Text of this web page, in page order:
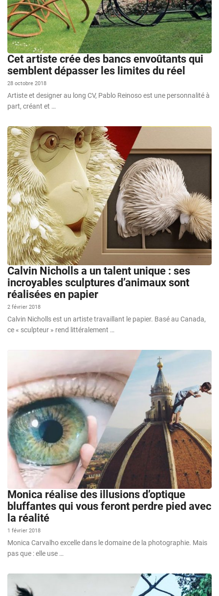
Cet artiste crée des bancs envoûtants qui
semblent dépasser les limites du réel
28 octobre 2018
Artiste et designer au long CV, Pablo Reinoso est une personnalité à
part, créant et …
Calvin Nicholls a un talent unique : ses
incroyables sculptures d’animaux sont
réalisées en papier
2 février 2018
Calvin Nicholls est un artiste travaillant le papier. Basé au Canada,
ce « sculpteur » rend littéralement …
Monica réalise des illusions d’optique
bluffantes qui vous feront perdre pied avec
la réalité
1 février 2018
Monica Carvalho excelle dans le domaine de la photographie. Mais
pas que : elle use …